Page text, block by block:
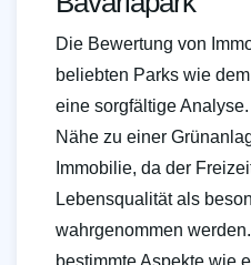
Die Bewertung von
beliebten Parks wie
eine sorgfältige
Nähe zu einer
Immobilie, da der
Lebensqualität als
wahrgenommen
bestimmte Aspekte wie